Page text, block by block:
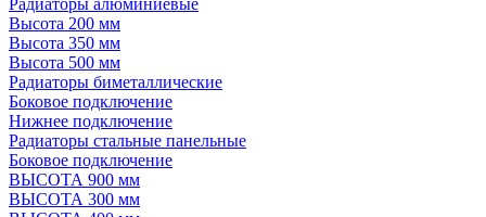
Высота 200 мм
Высота 350 мм
Высота 500 мм
Радиаторы биметаллические
Боковое подключение
Нижнее подключение
Радиаторы стальные панельные
Боковое подключение
ВЫСОТА 900 мм
ВЫСОТА 300 мм